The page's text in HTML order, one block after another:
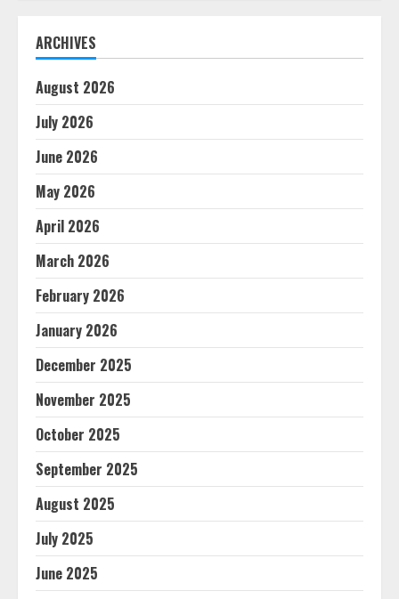
ARCHIVES
August 2026
July 2026
June 2026
May 2026
April 2026
March 2026
February 2026
January 2026
December 2025
November 2025
October 2025
September 2025
August 2025
July 2025
June 2025